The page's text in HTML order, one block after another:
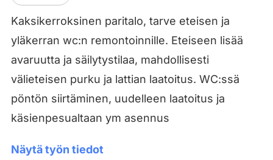
Kaksikerroksinen paritalo, tarve eteisen ja
yläkerran wc:n remontoinnille. Eteiseen lisää
avaruutta ja säilytystilaa, mahdollisesti
välieteisen purku ja lattian laatoitus. WC:ssä
pöntön siirtäminen, uudelleen laatoitus ja
käsienpesualtaan ym asennus
Näytä työn tiedot